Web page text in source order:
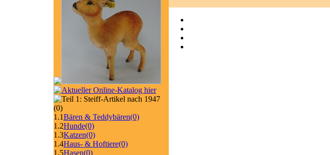
(0)
1.1Bären & Teddybären(0)
1.2Hunde(0)
1.3Katzen(0)
1.4Haus- & Hoftiere(0)
1.5Hasen(0)